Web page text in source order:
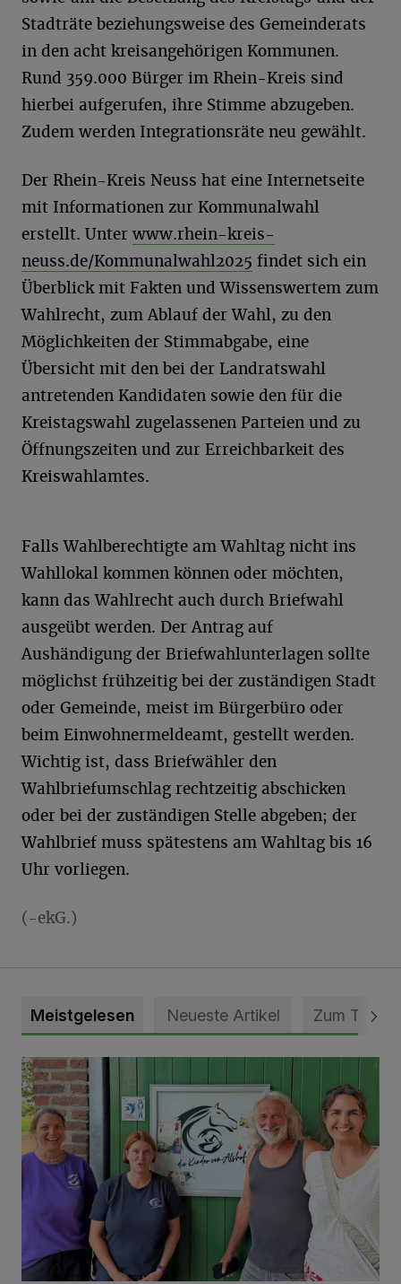
Stadträte beziehungsweise des Gemeinderats
in den acht kreisangehörigen Kommunen.
Rund 359.000 Bürger im Rhein-Kreis sind
hierbei aufgerufen, ihre Stimme abzugeben.
Zudem werden Integrationsräte neu gewählt.
Der Rhein-Kreis Neuss hat eine Internetseite
mit Informationen zur Kommunalwahl
erstellt. Unter www.rhein-kreis-
neuss.de/Kommunalwahl2025 findet sich ein
Überblick mit Fakten und Wissenswertem zum
Wahlrecht, zum Ablauf der Wahl, zu den
Möglichkeiten der Stimmabgabe, eine
Übersicht mit den bei der Landratswahl
antretenden Kandidaten sowie den für die
Kreistagswahl zugelassenen Parteien und zu
Öffnungszeiten und zur Erreichbarkeit des
Kreiswahlamtes.
Falls Wahlberechtigte am Wahltag nicht ins
Wahllokal kommen können oder möchten,
kann das Wahlrecht auch durch Briefwahl
ausgeübt werden. Der Antrag auf
Aushändigung der Briefwahlunterlagen sollte
möglichst frühzeitig bei der zuständigen Stadt
oder Gemeinde, meist im Bürgerbüro oder
beim Einwohnermeldeamt, gestellt werden.
Wichtig ist, dass Briefwähler den
Wahlbriefumschlag rechtzeitig abschicken
oder bei der zuständigen Stelle abgeben; der
Wahlbrief muss spätestens am Wahltag bis 16
Uhr vorliegen.
(-ekG.)
Meistgelesen Neueste Artikel Zum Thema
Vorbildlicher Einsatz für den Artenschutz gewürdigt